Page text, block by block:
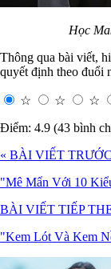
Học
Thông qua bài viết,
quyết định theo đuổi
☆ ☆ ☆
Điểm: 4.9 (43 bình
« BÀI VIẾT TRƯỚC
"Mê Mẩn Với 10
BÀI VIẾT TIẾP
"Kem Lót Và Kem